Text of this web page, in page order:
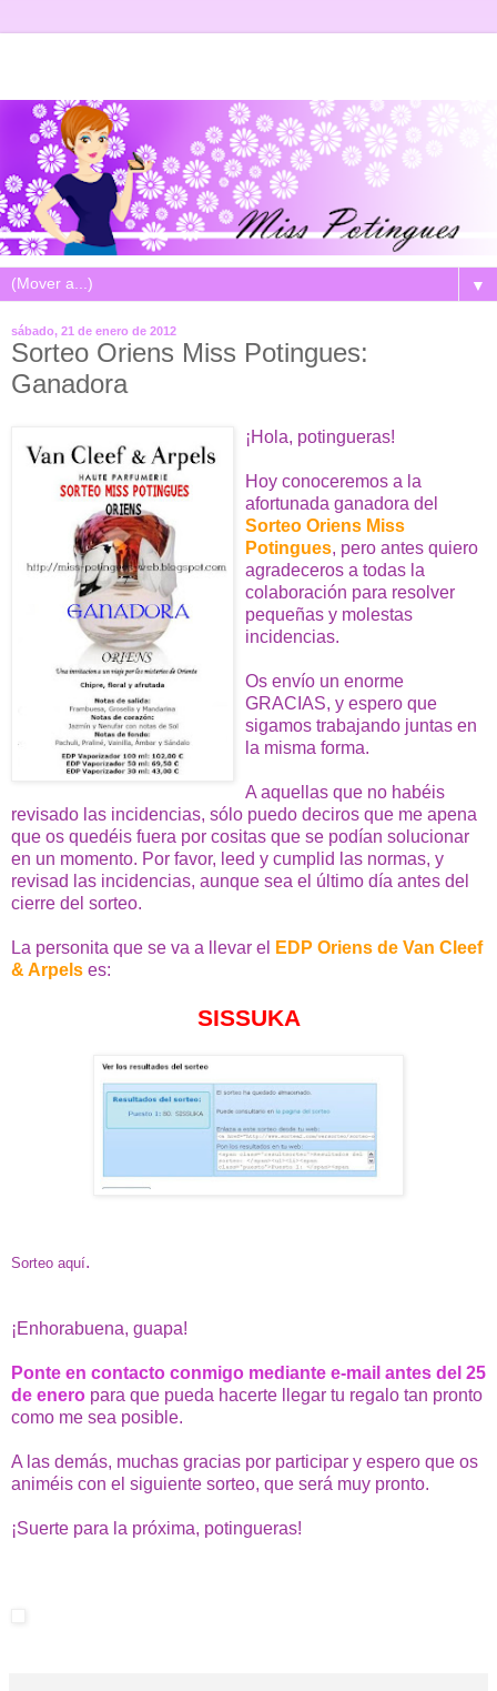
▼
sábado, 21 de enero de 2012
Sorteo Oriens Miss Potingues:
Ganadora
¡Hola, potingueras!
Hoy conoceremos a la
afortunada ganadora del
Sorteo Oriens Miss
Potingues, pero antes quiero
agradeceros a todas la
colaboración para resolver
pequeñas y molestas
incidencias.
Os envío un enorme
GRACIAS, y espero que
sigamos trabajando juntas en
la misma forma.
A aquellas que no habéis
revisado las incidencias, sólo puedo deciros que me apena
que os quedéis fuera por cositas que se podían solucionar
en un momento. Por favor, leed y cumplid las normas, y
revisad las incidencias, aunque sea el último día antes del
cierre del sorteo.
La personita que se va a llevar el
EDP Oriens de Van Cleef
& Arpels es:
SISSUKA
Sorteo aquí.
¡Enhorabuena, guapa!
Ponte en contacto conmigo mediante e-mail antes del 25
de enero para que pueda hacerte llegar tu regalo tan pronto
como me sea posible.
A las demás, muchas gracias por participar y espero que os
animéis con el siguiente sorteo, que será muy pronto.
¡Suerte para la próxima, potingueras!